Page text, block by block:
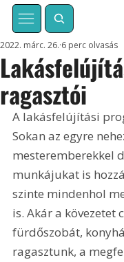
ragasztói
2022. márc. 26. 6 perc olvasás
A lakásfelújítási
Sokan az egyre
mesteremberekkel
munkájukat is
szinte mindenhol
is. Akár a kövezetet
fürdőszobát,
ragasztunk, a